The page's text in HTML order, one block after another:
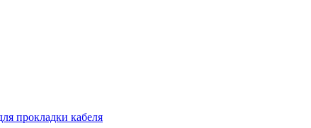
прокладки кабеля